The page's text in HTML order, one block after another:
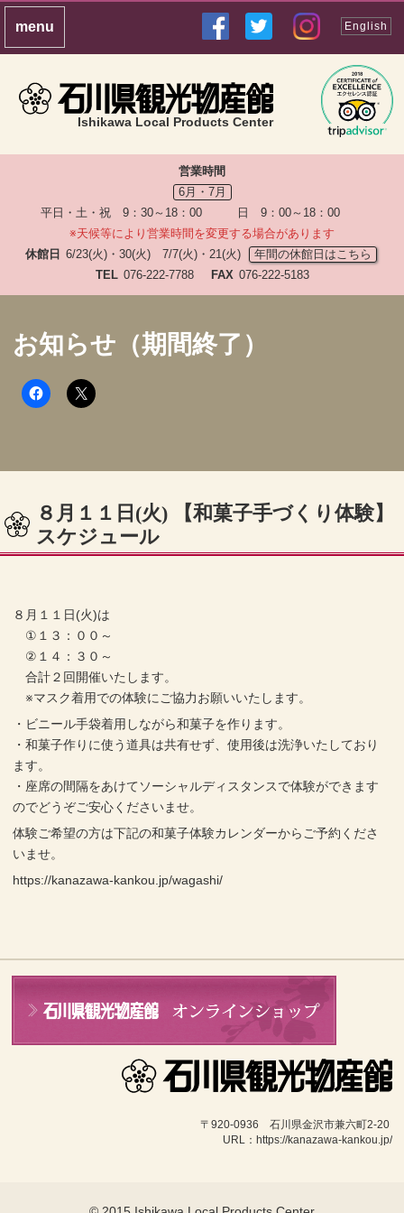
Ishikawa Local Products Center
English
営業時間
6月・7月
平日・土・祝 9：30～18：00 日 9：00～18：00
※天候等により営業時間を変更する場合があります
休館日 6/23(火)・30(火) 7/7(火)・21(火)
年間の休館日はこちら
TEL 076-222-7788 FAX 076-222-5183
お知らせ（期間終了）
８月１１日(火) 【和菓子手づくり体験】
スケジュール
８月１１日(火)は
①１３：００～
②１４：３０～
合計２回開催いたします。
※マスク着用での体験にご協力お願いいたします。
・ビニール手袋着用しながら和菓子を作ります。
・和菓子作りに使う道具は共有せず、使用後は洗浄いたしており
ます。
・座席の間隔をあけてソーシャルディスタンスで体験ができます
のでどうぞご安心くださいませ。
体験ご希望の方は下記の和菓子体験カレンダーからご予約くださ
いませ。
https://kanazawa-kankou.jp/wagashi/
〒920-0936　石川県金沢市兼六町2-20
URL：https://kanazawa-kankou.jp/